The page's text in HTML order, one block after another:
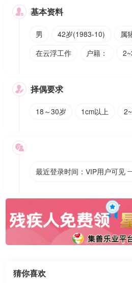
 基本资料
男 42岁(1983-10) 属
在云浮工作
户籍：
 择偶要求
18～30岁 1cm以上

最近登录时间：VIP用户可见
猜你喜欢